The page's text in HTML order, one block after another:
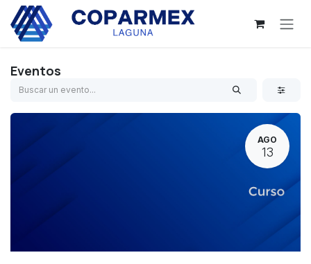
Ir al contenido
Eventos
AGO
13